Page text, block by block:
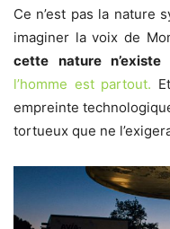
Ce n’est pas la nature
imaginer la voix de
cette nature n’existe
l’homme est partout.
empreinte
tortueux que ne